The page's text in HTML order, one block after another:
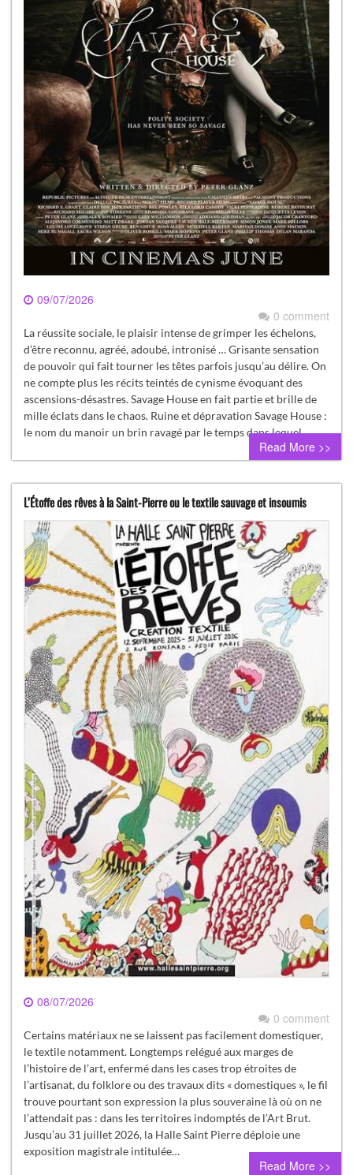
09/07/2026
0 comment
La réussite sociale, le plaisir intense de grimper les échelons,
d’être reconnu, agréé, adoubé, intronisé … Grisante sensation
de pouvoir qui fait tourner les têtes parfois jusqu’au délire. On
ne compte plus les récits teintés de cynisme évoquant des
ascensions-désastres. Savage House en fait partie et brille de
mille éclats dans le chaos. Ruine et dépravation Savage House :
le nom du manoir un brin ravagé par le temps dans lequel…
Read More >>
L’Étoffe des rêves à la Saint-Pierre ou le textile sauvage et insoumis
08/07/2026
0 comment
Certains matériaux ne se laissent pas facilement domestiquer,
le textile notamment. Longtemps relégué aux marges de
l’histoire de l’art, enfermé dans les cases trop étroites de
l’artisanat, du folklore ou des travaux dits « domestiques », le fil
trouve pourtant son expression la plus souveraine là où on ne
l’attendait pas : dans les territoires indomptés de l’Art Brut.
Jusqu’au 31 juillet 2026, la Halle Saint Pierre déploie une
exposition magistrale intitulée…
Read More >>